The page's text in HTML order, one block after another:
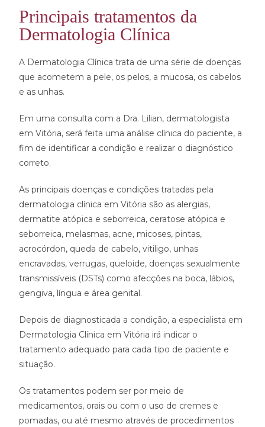
Principais tratamentos da
Dermatologia Clínica
A Dermatologia Clínica trata de uma série de doenças
que acometem a pele, os pelos, a mucosa, os cabelos
e as unhas.
Em uma consulta com a Dra. Lilian, dermatologista
em Vitória, será feita uma análise clínica do paciente, a
fim de identificar a condição e realizar o diagnóstico
correto.
As principais doenças e condições tratadas pela
dermatologia clínica em Vitória são as alergias,
dermatite atópica e seborreica, ceratose atópica e
seborreica, melasmas, acne, micoses, pintas,
acrocórdon, queda de cabelo, vitiligo, unhas
encravadas, verrugas, queloide, doenças sexualmente
transmissíveis (DSTs) como afecções na boca, lábios,
gengiva, língua e área genital.
Depois de diagnosticada a condição, a especialista em
Dermatologia Clínica em Vitória irá indicar o
tratamento adequado para cada tipo de paciente e
situação.
Os tratamentos podem ser por meio de
medicamentos, orais ou com o uso de cremes e
pomadas, ou até mesmo através de procedimentos